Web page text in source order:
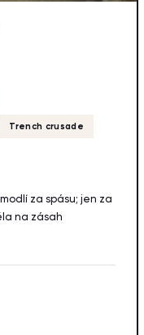
Trench crusade
za spásu; jen za
na zásah